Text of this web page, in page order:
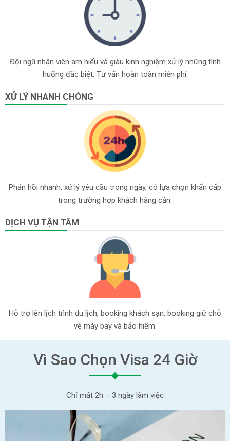
Đội ngũ nhân viên am hiểu và giàu kinh nghiệm xử lý những tình
huống đặc biệt. Tư vấn hoàn toàn miễn phí.
XỬ LÝ NHANH CHÓNG
Phản hồi nhanh, xử lý yêu cầu trong ngày, có lựa chọn khẩn cấp
trong trường hợp khách hàng cần.
DỊCH VỤ TẬN TÂM
Hỗ trợ lên lịch trình du lịch, booking khách sạn, booking giữ chỗ
vé máy bay và bảo hiểm.
Vì Sao Chọn Visa 24 Giờ
Chỉ mất 2h – 3 ngày làm việc